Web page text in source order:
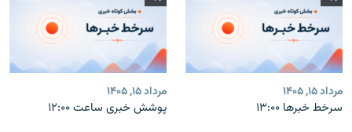
مرداد ۱۵, ۱۴۰۵
سرخط خبرها ۱۳:۰۰
مرداد ۱۵, ۱۴۰۵
پوشش خبری ساعت ۱۲:۰۰